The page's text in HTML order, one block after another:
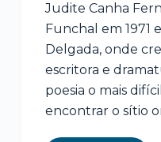
Judite Canha
Funchal em 1971
Delgada, onde
escritora e
poesia o mais
encontrar o sítio